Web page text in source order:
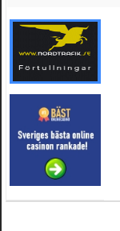
Mrhandsome:SÃ¶ker
pÃ¥ 0709955029 eller
mvh Hugo
21 februari 2025 kl. 09:25:52
Oscar5:NÃ¥gon som vet
4 februari 2025 kl. 19:20:50
Oscar5:44
4 februari 2025 kl. 19:15:36
Greger59:NÃ¤gon som
15 januari 2025 kl. 23:49:44
Mrhandsome:SÃÂ¶ker